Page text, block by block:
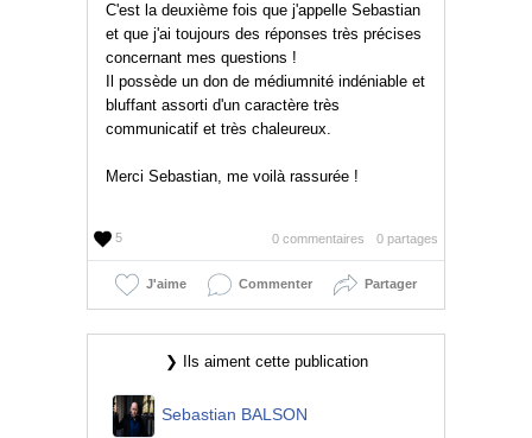
C'est la deuxième fois que j'appelle Sebastian
et que j'ai toujours des réponses très précises
concernant mes questions !
Il possède un don de médiumnité indéniable et
bluffant assorti d'un caractère très
communicatif et très chaleureux.
Merci Sebastian, me voilà rassurée !
5 0 partages
0 commentaires
J'aime Commenter Partager
❯ Ils aiment cette publication
Sebastian BALSON